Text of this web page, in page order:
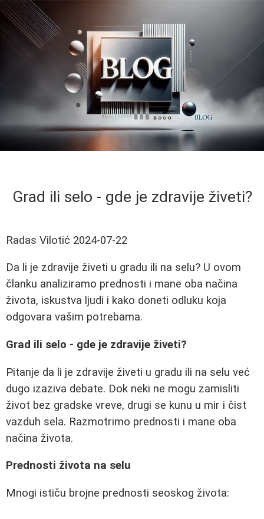
Grad ili selo - gde je zdravije živeti?
Radas Vilotić 2024-07-22
Da li je zdravije živeti u gradu ili na selu? U ovom
članku analiziramo prednosti i mane oba načina
života, iskustva ljudi i kako doneti odluku koja
odgovara vašim potrebama.
Grad ili selo - gde je zdravije živeti?
Pitanje da li je zdravije živeti u gradu ili na selu već
dugo izaziva debate. Dok neki ne mogu zamisliti
život bez gradske vreve, drugi se kunu u mir i čist
vazduh sela. Razmotrimo prednosti i mane oba
načina života.
Prednosti života na selu
Mnogi ističu brojne prednosti seoskog života: